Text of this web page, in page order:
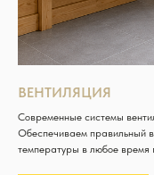
ВЕНТИЛЯЦИЯ
Современные системы
Обеспечиваем правильный
температуры в любое время